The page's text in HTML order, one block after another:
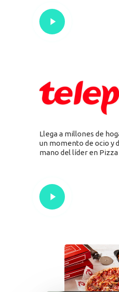
Llega a millones de
un momento de ocio y
mano del líder en Pizza